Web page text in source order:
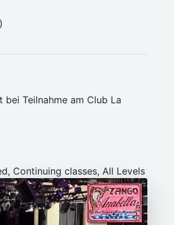
Teilnahme am Club La
Continuing classes, All Levels